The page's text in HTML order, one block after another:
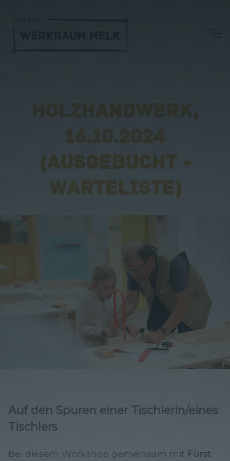
16.10.2024
(AUSGEBUCHT -
WARTELISTE)
Auf den Spuren einer Tischlerin/eines
Tischlers
Bei diesem Workshop gemeinsam mit Fürst